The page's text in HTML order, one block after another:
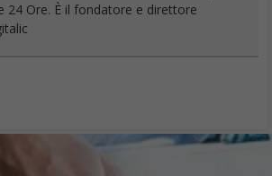
24 Ore. È il fondatore e direttore